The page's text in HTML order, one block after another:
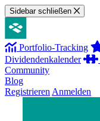
Sidebar schließen
Portfolio-Tracking
Dividendenkalender
Community
Blog
Registrieren Anmelden